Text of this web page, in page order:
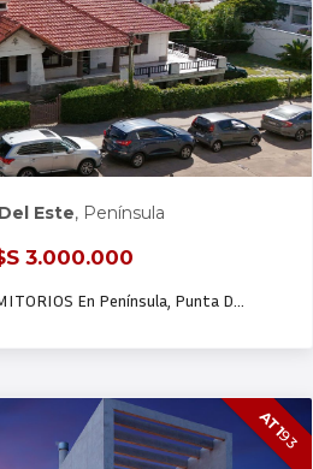
EN VENTA
Este, Península
3.000.000
En Península, Punta D…
AT1
93